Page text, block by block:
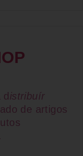
istribuír
de artigos